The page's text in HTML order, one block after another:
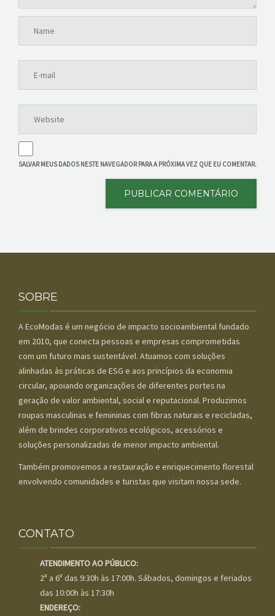
SALVAR MEUS DADOS NESTE NAVEGADOR PARA A PRÓXIMA VEZ QUE EU COMENTAR.
SOBRE
A EcoModas é um negócio de impacto socioambiental fundado
em 2010, que conecta pessoas e empresas comprometidas
com um futuro mais sustentável. Atuamos com soluções
alinhadas às práticas de ESG e aos princípios da economia
circular, apoiando organizações de diferentes portes na
geração de valor ambiental, social e reputacional. Produzimos
roupas masculinas e femininas com fibras naturais e recicladas,
além de brindes corporativos ecológicos, acessórios e
soluções personalizadas de menor impacto ambiental.
Também promovemos a restauração e enriquecimento florestal
envolvendo comunidades e turistas que visitam nossa sede.
CONTATO
ATENDIMENTO AO PÚBLICO:
2ª a 6ª das 9:30h às 17:00h. Sábados, domingos e feriados
das 10:00h às 17:30h
ENDEREÇO: